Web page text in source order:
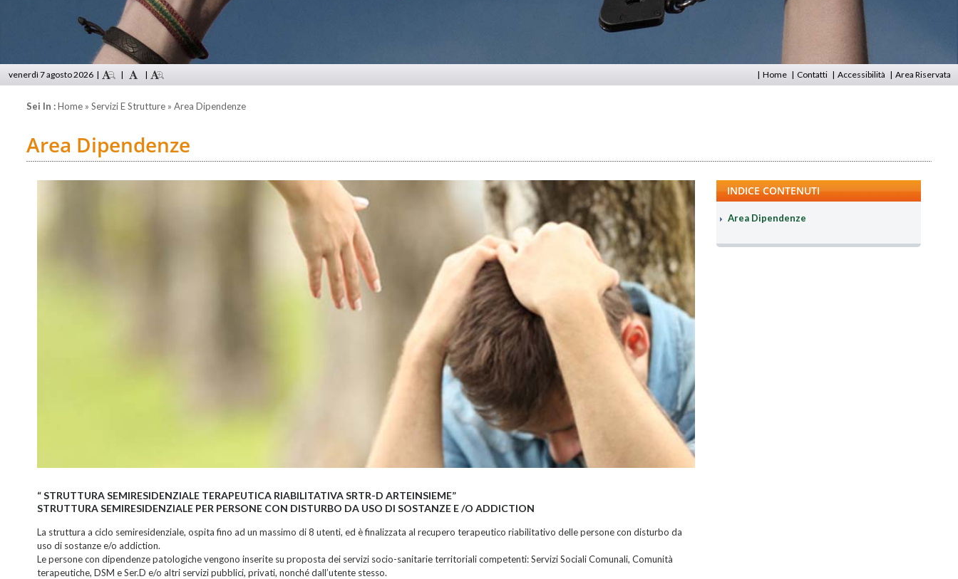
venerdì 7 agosto 2026 | | | | Home | Contatti | Accessibilità | Area Riservata
Sei In :Home » Servizi E Strutture » Area Dipendenze
Area Dipendenze
“ STRUTTURA SEMIRESIDENZIALE TERAPEUTICA RIABILITATIVA SRTR-D ARTEINSIEME”
STRUTTURA SEMIRESIDENZIALE PER PERSONE CON DISTURBO DA USO DI SOSTANZE E /O ADDICTION
La struttura a ciclo semiresidenziale, ospita fino ad un massimo di 8 utenti, ed è finalizzata al recupero terapeutico riabilitativo delle persone con disturbo da
uso di sostanze e/o addiction.
Le persone con dipendenze patologiche vengono inserite su proposta dei servizi socio-sanitarie territoriali competenti: Servizi Sociali Comunali, Comunità
terapeutiche, DSM e Ser.D e/o altri servizi pubblici, privati, nonché dall’utente stesso.
INDICE CONTENUTI
Area Dipendenze